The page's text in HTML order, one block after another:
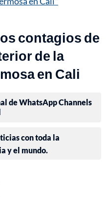
contagios de
de la
en Cali
de WhatsApp Channels
con toda la
y el mundo.